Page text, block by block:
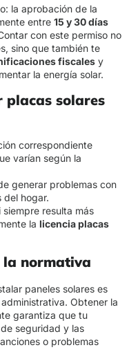
la aprobación de la
entre 15 y 30 días
con este permiso no
sino que también te
fiscales y
la energía solar.
placas solares
correspondiente
varían según la
generar problemas con
del hogar.
resulta más
la licencia placas
la normativa
paneles solares es
Obtener la
garantiza que tu
seguridad y las
o problemas